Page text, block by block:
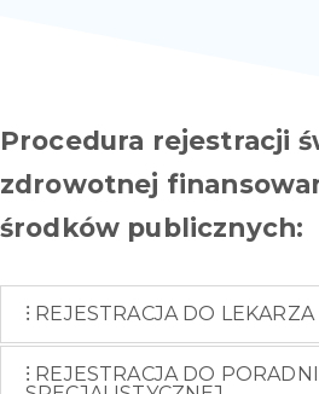
Procedura rejestracji
zdrowotnej
środków publicznych:
REJESTRACJA DO
REJESTRACJA DO PORADNI